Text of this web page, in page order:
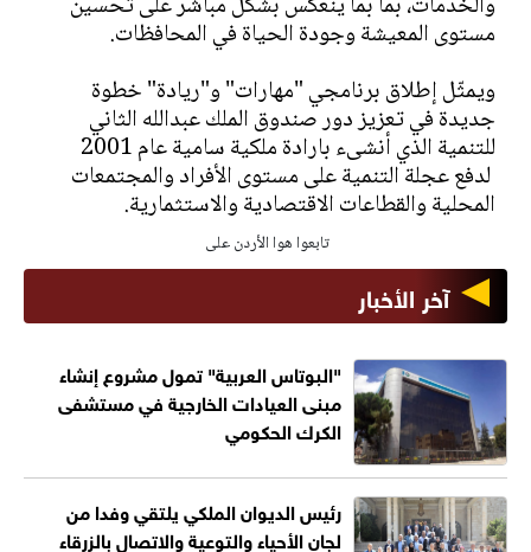
مستوى المعيشة وجودة الحياة في المحافظات.
ويمثّل إطلاق برنامجي "مهارات" و"ريادة" خطوة
جديدة في تعزيز دور صندوق الملك عبدالله الثاني
للتنمية الذي أنشىء بارادة ملكية سامية عام 2001
لدفع عجلة التنمية على مستوى الأفراد والمجتمعات
المحلية والقطاعات الاقتصادية والاستثمارية.
تابعوا هوا الأردن على
آخر الأخبار
"البوتاس العربية" تمول مشروع إنشاء
مبنى العيادات الخارجية في مستشفى
الكرك الحكومي
رئيس الديوان الملكي يلتقي وفدا من
لجان الأحياء والتوعية والاتصال بالزرقاء